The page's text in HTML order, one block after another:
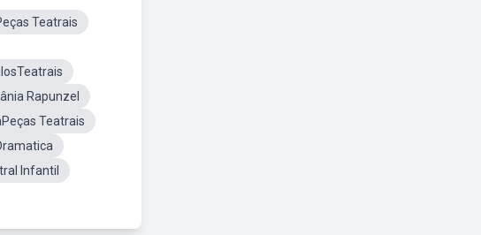
Teatrais
Rapunzel
Teatrais
Infantil